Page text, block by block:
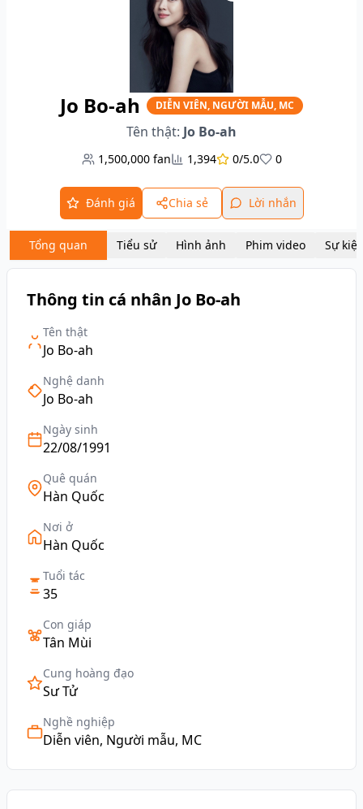
Jo Bo-ah DIỄN VIÊN, NGƯỜI MẪU, MC
Tên thật: Jo Bo-ah
1,500,000 fan 1,394 0/5.0 0
Đánh giá Chia sẻ Lời nhắn
Tổng quan Tiểu sử Hình ảnh Phim video Sự
Thông tin cá nhân Jo Bo-ah
Tên thật
Jo Bo-ah
Nghệ danh
Jo Bo-ah
Ngày sinh
22/08/1991
Quê quán
Hàn Quốc
Nơi ở
Hàn Quốc
Tuổi tác
35
Con giáp
Tân Mùi
Cung hoàng đạo
Sư Tử
Nghề nghiệp
Diễn viên, Người mẫu, MC